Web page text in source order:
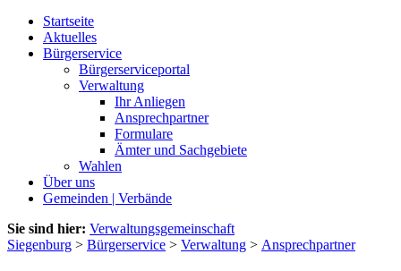
Startseite
Aktuelles
Bürgerservice
Bürgerserviceportal
Verwaltung
Ihr Anliegen
Ansprechpartner
Formulare
Ämter und Sachgebiete
Wahlen
Über uns
Gemeinden | Verbände
Sie sind hier: Verwaltungsgemeinschaft
Siegenburg > Bürgerservice > Verwaltung > Ansprechpartner